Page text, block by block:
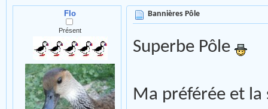
Flo
Présent
Bannières Pôle
Superbe Pôle
Ma préférée et la